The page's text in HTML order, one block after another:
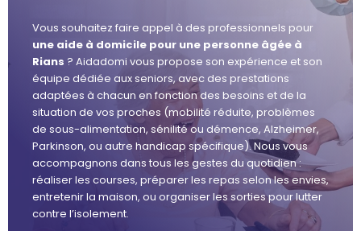
Vous souhaitez faire appel à des professionnels pour
une aide à domicile pour une personne âgée à
Rians ? Aidadomi vous propose son expérience et son
équipe dédiée aux seniors, avec des prestations
adaptées à chacun en fonction des besoins et de la
situation de vos proches (mobilité réduite, problèmes
de sous-alimentation, sénilité ou démence, Alzheimer,
Parkinson, ou autre handicap spécifique). Nous vous
accompagnons dans tous les gestes du quotidien :
réaliser les courses, préparer les repas selon les envies,
entretenir la maison, ou organiser les sorties pour lutter
contre l’isolement.